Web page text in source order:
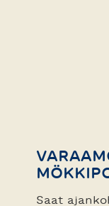
Saat